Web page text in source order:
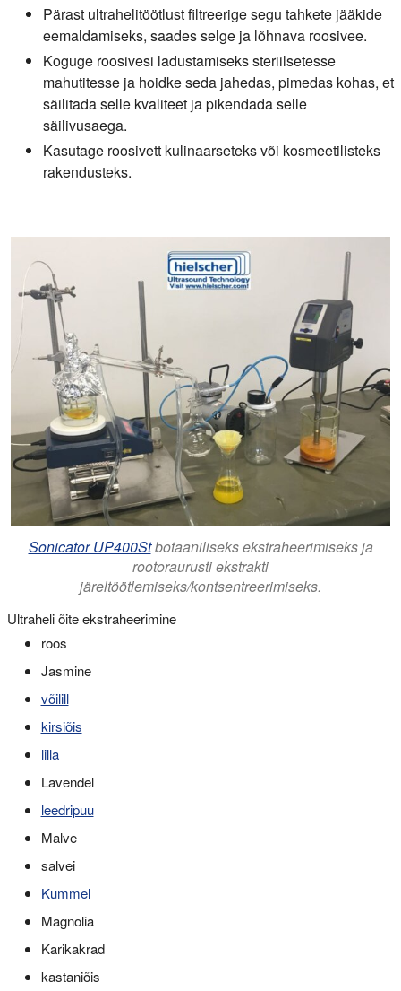
Pärast ultrahelitöötlust filtreerige segu tahkete jääkide
eemaldamiseks, saades selge ja lõhnava roosivee.
Koguge roosivesi ladustamiseks steriilsetesse
mahutitesse ja hoidke seda jahedas, pimedas kohas, et
säilitada selle kvaliteet ja pikendada selle
säilivusaega.
Kasutage roosivett kulinaarseteks või kosmeetilisteks
rakendusteks.
Sonicator UP400Stbotaaniliseks ekstraheerimiseks ja
rootoraurusti ekstrakti
järeltöötlemiseks/kontsentreerimiseks.
Ultraheli õite ekstraheerimine
roos
Jasmine
võilill
kirsiõis
lilla
Lavendel
leedripuu
Malve
salvei
Kummel
Magnolia
Karikakrad
kastaniõis